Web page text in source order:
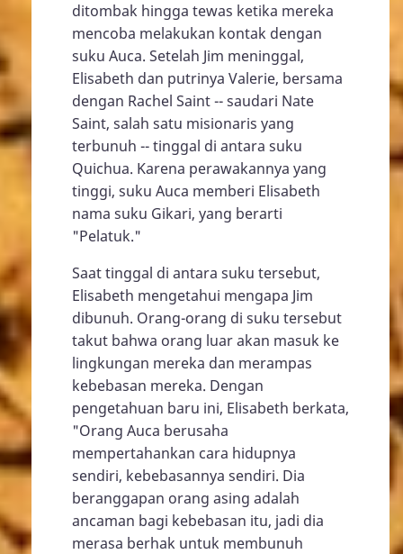
ditombak hingga tewas ketika mereka
mencoba melakukan kontak dengan
suku Auca. Setelah Jim meninggal,
Elisabeth dan putrinya Valerie, bersama
dengan Rachel Saint -- saudari Nate
Saint, salah satu misionaris yang
terbunuh -- tinggal di antara suku
Quichua. Karena perawakannya yang
tinggi, suku Auca memberi Elisabeth
nama suku Gikari, yang berarti
"Pelatuk."
Saat tinggal di antara suku tersebut,
Elisabeth mengetahui mengapa Jim
dibunuh. Orang-orang di suku tersebut
takut bahwa orang luar akan masuk ke
lingkungan mereka dan merampas
kebebasan mereka. Dengan
pengetahuan baru ini, Elisabeth berkata,
"Orang Auca berusaha
mempertahankan cara hidupnya
sendiri, kebebasannya sendiri. Dia
beranggapan orang asing adalah
ancaman bagi kebebasan itu, jadi dia
merasa berhak untuk membunuh